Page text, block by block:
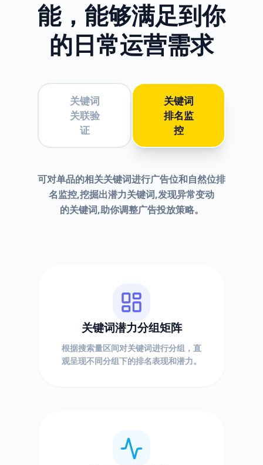
能， 能够满足到你
的日常运营需求
关键词
关联验
证
关键词
排名监
控
可对单品的相关关键词进行广告位和自然位排
名监控,挖掘出潜力关键词,发现异常变动
的关键词,助你调整广告投放策略。
关键词潜力分组矩阵
根据搜索量区间对关键词进行分组，直
观呈现不同分组下的排名表现和潜力。